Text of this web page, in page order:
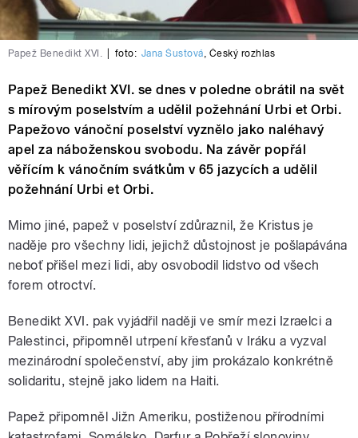
Papež Benedikt XVI. foto: Jana Šustová, Český rozhlas
Papež Benedikt XVI. se dnes v poledne obrátil na svět
s mírovým poselstvím a udělil požehnání Urbi et Orbi.
Papežovo vánoční poselství vyznělo jako naléhavý
apel za náboženskou svobodu. Na závěr popřál
věřícím k vánočním svátkům v 65 jazycích a udělil
požehnání Urbi et Orbi.
Mimo jiné, papež v poselství zdůraznil, že Kristus je
naděje pro všechny lidi, jejichž důstojnost je pošlapávána
neboť přišel mezi lidi, aby osvobodil lidstvo od všech
forem otroctví.
Benedikt XVI. pak vyjádřil naději ve smír mezi Izraelci a
Palestinci, připomněl utrpení křesťanů v Iráku a vyzval
mezinárodní společenství, aby jim prokázalo konkrétně
solidaritu, stejně jako lidem na Haiti.
Papež připomněl Jižn Ameriku, postiženou přírodními